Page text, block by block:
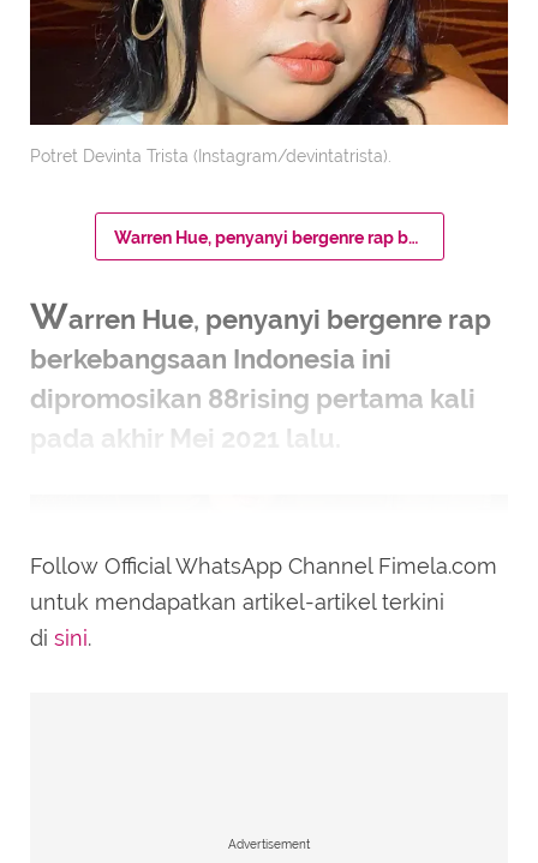
Potret Devinta Trista (Instagram/devintatrista).
Warren Hue, penyanyi bergenre rap berkebangsaan Indonesia ini dipromosikan 88rising pertama kali pada akhir Mei 2021 lalu.
Warren Hue, penyanyi bergenre rap
berkebangsaan Indonesia ini
dipromosikan 88rising pertama kali
pada akhir Mei 2021 lalu.
Follow Official WhatsApp Channel Fimela.com
untuk mendapatkan artikel-artikel terkini
di sini.
Advertisement